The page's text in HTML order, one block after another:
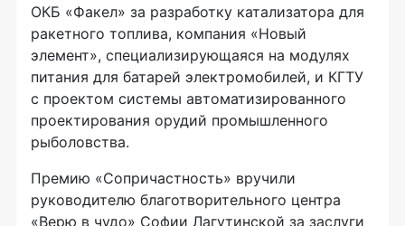
ОКБ «Факел» за разработку катализатора для
ракетного топлива, компания «Новый
элемент», специализирующаяся на модулях
питания для батарей электромобилей, и КГТУ
с проектом системы автоматизированного
проектирования орудий промышленного
рыболовства.
Премию «Сопричастность» вручили
руководителю благотворительного центра
«Верю в чудо» Софии Лагутинской за заслуги